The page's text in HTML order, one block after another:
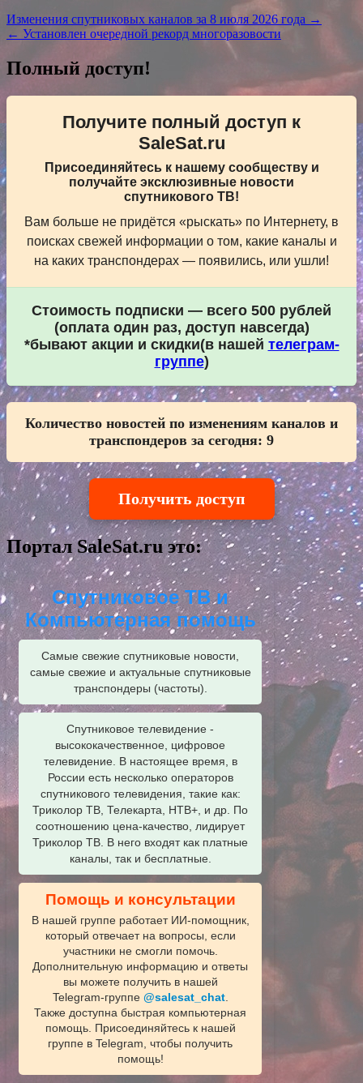
Навигация
по
записям
Изменения спутниковых каналов за 8 июля 2026 года →
← Установлен очередной рекорд многоразовости
Полный доступ!
Получите полный доступ к
SaleSat.ru
Присоединяйтесь к нашему сообществу и
получайте эксклюзивные новости
спутникового ТВ!
Вам больше не придётся «рыскать» по Интернету, в
поисках свежей информации о том, какие каналы и
на каких транспондерах — появились, или ушли!
Стоимость подписки — всего 500 рублей
(оплата один раз, доступ навсегда)
*бывают акции и скидки(в нашей телеграм-
группе)
Количество новостей по изменениям каналов и
транспондеров за сегодня: 9
Получить доступ
Портал SaleSat.ru это:
Спутниковое ТВ и
Компьютерная помощь
Самые свежие спутниковые новости,
самые свежие и актуальные спутниковые
транспондеры (частоты).
Спутниковое телевидение -
высококачественное, цифровое
телевидение. В настоящее время, в
России есть несколько операторов
спутникового телевидения, такие как:
Триколор ТВ, Телекарта, НТВ+, и др. По
соотношению цена-качество, лидирует
Триколор ТВ. В него входят как платные
каналы, так и бесплатные.
Помощь и консультации
В нашей группе работает ИИ‑помощник,
который отвечает на вопросы, если
участники не смогли помочь.
Дополнительную информацию и ответы
вы можете получить в нашей
Telegram‑группе @salesat_chat.
Также доступна быстрая компьютерная
помощь. Присоединяйтесь к нашей
группе в Telegram, чтобы получить
помощь!